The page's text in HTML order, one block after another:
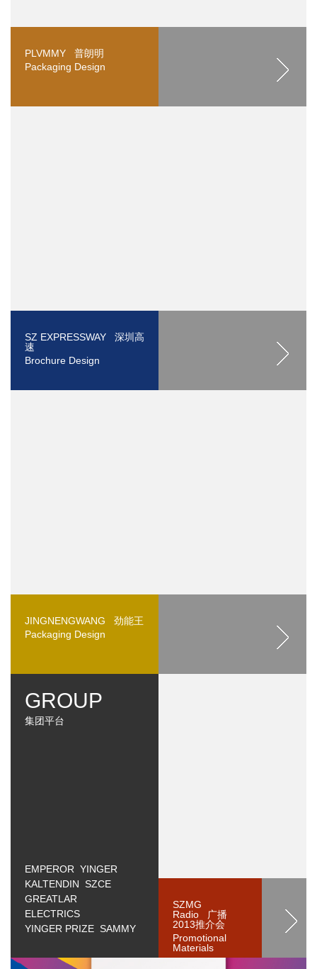
PLVMMY 普朗明
Packaging Design
SZ EXPRESSWAY 深圳高
速
Brochure Design
JINGNENGWANG 劲能王
Packaging Design
GROUP
集团平台
EMPEROR YINGER
KALTENDIN SZCE
GREATLAR
ELECTRICS
YINGER PRIZE SAMMY
SZMG
Radio 广播
2013推介会
Promotional
Materials